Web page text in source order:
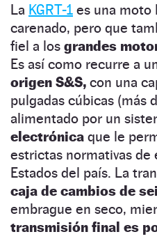
La KGRT-1 es una moto
carenado, pero que
fiel a los grandes
Es así como recurre a
origen S&S, con una
pulgadas cúbicas (más
alimentado por un
electrónica que le
estrictas normativas de
Estados del país. La
caja de cambios de
embrague en seco,
transmisión final es